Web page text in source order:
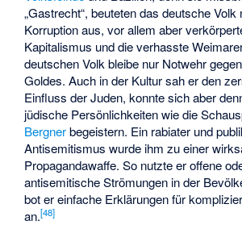
„Gastrecht“, beuteten das deutsche
Korruption aus, vor allem aber
Kapitalismus und die verhasste
deutschen Volk bleibe nur Notwehr
Goldes. Auch in der Kultur sah er den
Einfluss der Juden, konnte sich aber
jüdische Persönlichkeiten wie die
Bergnerbegeistern. Ein rabiater und
Antisemitismus wurde ihm zu einer
Propagandawaffe. So nutzte er offene
antisemitische Strömungen in der
bot er einfache Erklärungen für
an.[48]